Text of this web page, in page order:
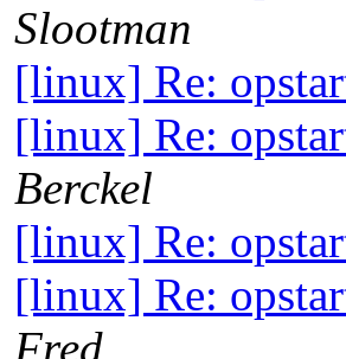
Slootman
[linux] Re:
[linux] Re:
Berckel
[linux] Re:
[linux] Re:
Fred